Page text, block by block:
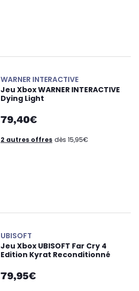
WARNER INTERACTIVE
Jeu Xbox WARNER INTERACTIVE
Dying Light
79,40€
2 autres offres dès 15,95€
UBISOFT
Jeu Xbox UBISOFT Far Cry 4
Edition Kyrat Reconditionné
79,95€